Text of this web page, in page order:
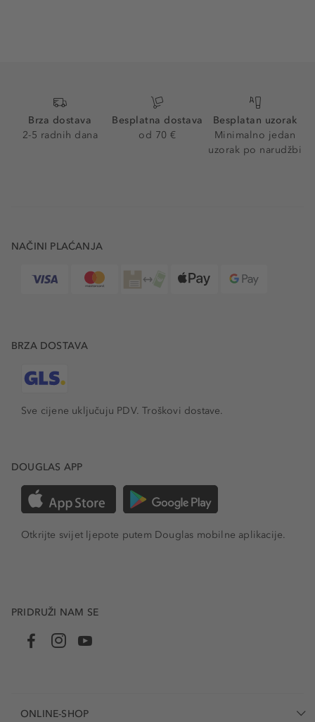
Brza dostava
2-5 radnih dana
Besplatna dostava
od 70 €
Besplatan uzorak
Minimalno jedan
uzorak po narudžbi
NAČINI PLAĆANJA
BRZA DOSTAVA
Sve cijene uključuju PDV.Troškovi dostave.
DOUGLAS APP
Otkrijte svijet ljepote putem Douglas mobilne aplikacije.
PRIDRUŽI NAM SE
ONLINE-SHOP